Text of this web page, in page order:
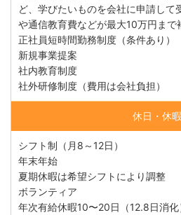
ど、学びたいものを会社に申請して
や通信教育費などが最大10万円まで
正社員短時間勤務制度（条件あり）
新規事業提案
社内教育制度
社外研修制度（費用は会社負担）
休日・休暇
シフト制（月8～12日）
年末年始
夏期休暇は希望シフトにより調整
ボランティア
年次有給休暇10〜20日（12.8日消